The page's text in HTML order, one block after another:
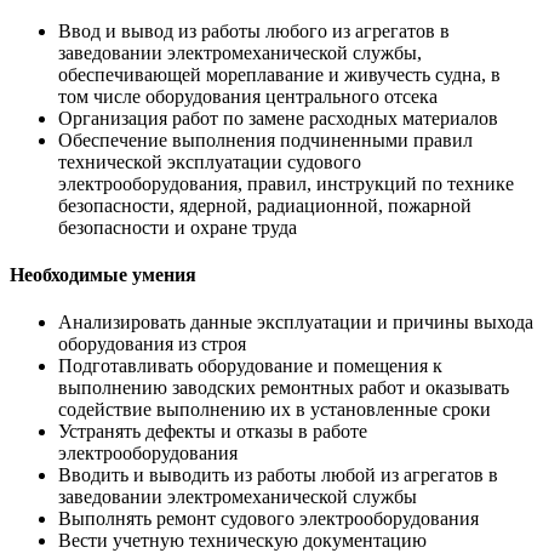
Ввод и вывод из работы любого из агрегатов в
заведовании электромеханической службы,
обеспечивающей мореплавание и живучесть судна, в
том числе оборудования центрального отсека
Организация работ по замене расходных материалов
Обеспечение выполнения подчиненными правил
технической эксплуатации судового
электрооборудования, правил, инструкций по технике
безопасности, ядерной, радиационной, пожарной
безопасности и охране труда
Необходимые умения
Анализировать данные эксплуатации и причины выхода
оборудования из строя
Подготавливать оборудование и помещения к
выполнению заводских ремонтных работ и оказывать
содействие выполнению их в установленные сроки
Устранять дефекты и отказы в работе
электрооборудования
Вводить и выводить из работы любой из агрегатов в
заведовании электромеханической службы
Выполнять ремонт судового электрооборудования
Вести учетную техническую документацию